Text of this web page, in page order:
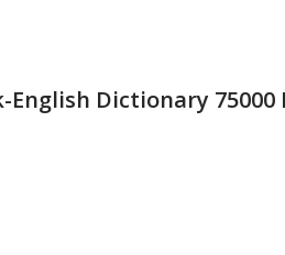
Dictionary 75000